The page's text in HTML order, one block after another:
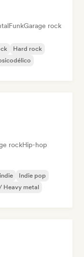
FunkGarage rock
Hard rock
rockHip-hop
Indie pop
Heavy metal